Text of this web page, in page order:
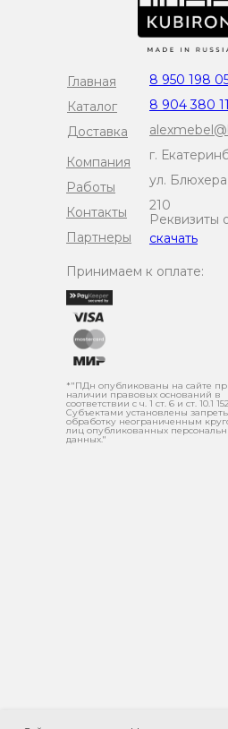
Главная
Каталог
Доставка
*"ПДн опубликованы на сайте
наличии правовых оснований в
соответствии с ч. 1 ст. 6 и ст. 10.1
Субъектами установлены
обработку неограниченным
лиц опубликованных
данных."
Компания
Работы
Контакты
Партнеры
8 950 198
8 904 380
г.
ул.
210
Принимаем к оплате:
Реквизиты
скачать